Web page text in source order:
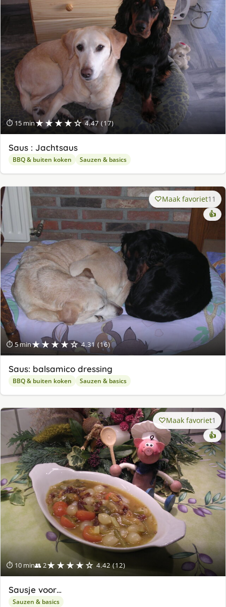
⏱ 15 min★★★★☆ 4.47 (17)
Saus : Jachtsaus
BBQ & buiten koken Sauzen & basics
⏱ 5 min★★★★☆ 4.31 (16)
Maak favoriet11
👍
Saus: balsamico dressing
BBQ & buiten koken Sauzen & basics
⏱ 10 min👥 2★★★★☆ 4.42 (12)
Maak favoriet1
👍
Sausje voor…
Sauzen & basics